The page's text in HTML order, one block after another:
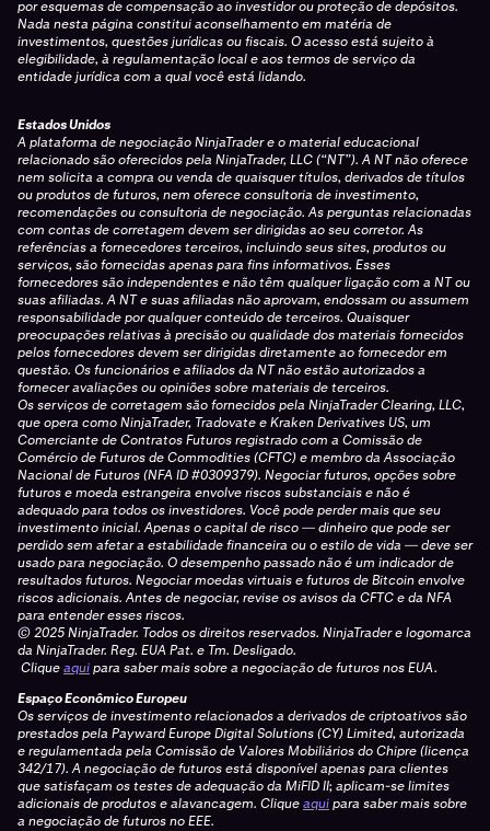
por esquemas de compensação ao investidor ou proteção de depósitos.
Nada nesta página constitui aconselhamento em matéria de
investimentos, questões jurídicas ou fiscais. O acesso está sujeito à
elegibilidade, à regulamentação local e aos termos de serviço da
entidade jurídica com a qual você está lidando.
Estados Unidos
A plataforma de negociação NinjaTrader e o material educacional
relacionado são oferecidos pela NinjaTrader, LLC (“NT”). A NT não oferece
nem solicita a compra ou venda de quaisquer títulos, derivados de títulos
ou produtos de futuros, nem oferece consultoria de investimento,
recomendações ou consultoria de negociação. As perguntas relacionadas
com contas de corretagem devem ser dirigidas ao seu corretor. As
referências a fornecedores terceiros, incluindo seus sites, produtos ou
serviços, são fornecidas apenas para fins informativos. Esses
fornecedores são independentes e não têm qualquer ligação com a NT ou
suas afiliadas. A NT e suas afiliadas não aprovam, endossam ou assumem
responsabilidade por qualquer conteúdo de terceiros. Quaisquer
preocupações relativas à precisão ou qualidade dos materiais fornecidos
pelos fornecedores devem ser dirigidas diretamente ao fornecedor em
questão. Os funcionários e afiliados da NT não estão autorizados a
fornecer avaliações ou opiniões sobre materiais de terceiros.
Os serviços de corretagem são fornecidos pela NinjaTrader Clearing, LLC,
que opera como NinjaTrader, Tradovate e Kraken Derivatives US, um
Comerciante de Contratos Futuros registrado com a Comissão de
Comércio de Futuros de Commodities (CFTC) e membro da Associação
Nacional de Futuros (NFA ID #0309379). Negociar futuros, opções sobre
futuros e moeda estrangeira envolve riscos substanciais e não é
adequado para todos os investidores. Você pode perder mais que seu
investimento inicial. Apenas o capital de risco — dinheiro que pode ser
perdido sem afetar a estabilidade financeira ou o estilo de vida — deve ser
usado para negociação. O desempenho passado não é um indicador de
resultados futuros. Negociar moedas virtuais e futuros de Bitcoin envolve
riscos adicionais. Antes de negociar, revise os avisos da CFTC e da NFA
para entender esses riscos.
© 2025 NinjaTrader. Todos os direitos reservados. NinjaTrader e logomarca
da NinjaTrader. Reg. EUA Pat. e Tm. Desligado.
Cliqueaquipara saber mais sobre a negociação de futuros nos EUA.
Espaço Econômico Europeu
Os serviços de investimento relacionados a derivados de criptoativos são
prestados pela Payward Europe Digital Solutions (CY) Limited, autorizada
e regulamentada pela Comissão de Valores Mobiliários do Chipre (licença
342/17). A negociação de futuros está disponível apenas para clientes
que satisfaçam os testes de adequação da MiFID II; aplicam-se limites
adicionais de produtos e alavancagem. Cliqueaquipara saber mais sobre
a negociação de futuros no EEE.